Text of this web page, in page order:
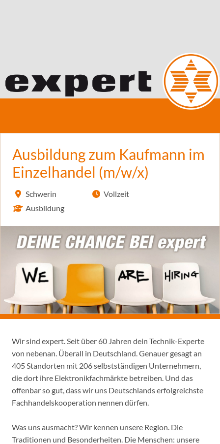
Ausbildung zum Kaufmann im
Einzelhandel (m/w/x)
Schwerin
Ausbildung
Vollzeit
Wir sind expert. Seit über 60 Jahren dein Technik-Experte
von nebenan. Überall in Deutschland. Genauer gesagt an
405 Standorten mit 206 selbstständigen Unternehmern,
die dort ihre Elektronikfachmärkte betreiben. Und das
offenbar so gut, dass wir uns Deutschlands erfolgreichste
Fachhandelskooperation nennen dürfen.
Was uns ausmacht? Wir kennen unsere Region. Die
Traditionen und Besonderheiten. Die Menschen: unsere